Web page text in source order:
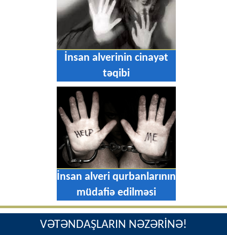
İnsan alverinin cinayət
təqibi
İnsan alveri qurbanlarının
müdafiə edilməsi
VƏTƏNDAŞLARIN NƏZƏRİNƏ!